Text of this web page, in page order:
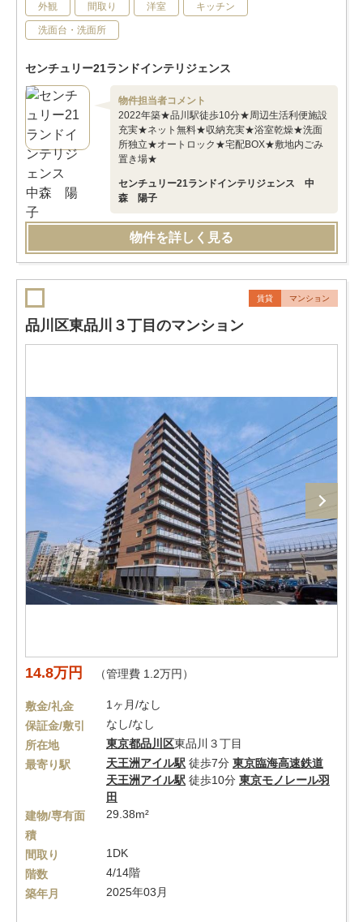
外観 間取り 洋室 キッチン
洗面台・洗面所
センチュリー21ランドインテリジェンス
物件担当者コメント
2022年築★品川駅徒歩10分★周辺生活利便施設
充実★ネット無料★収納充実★浴室乾燥★洗面
所独立★オートロック★宅配BOX★敷地内ごみ
置き場★
センチュリー21ランドインテリジェンス 中
森 陽子
物件を詳しく見る
賃貸 マンション
品川区東品川３丁目のマンション
14.8万円 （管理費 1.2万円）
敷金/礼金
1ヶ月/なし
保証金/敷引
なし/なし
所在地
東京都品川区東品川３丁目
最寄り駅
天王洲アイル駅 徒歩7分 東京臨海高速鉄道
天王洲アイル駅 徒歩10分 東京モノレール羽
田
建物/専有面
積
29.38m²
間取り
1DK
階数
4/14階
築年月
2025年03月